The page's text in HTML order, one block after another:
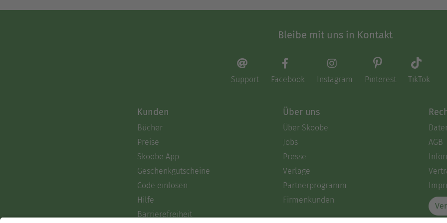
Bleibe mit uns in Kontakt
Support Facebook Instagram Pinterest TikTok
Kunden
Bücher
Preise
Skoobe App
Geschenkgutscheine
Code einlösen
Hilfe
Barrierefreiheit
Über uns
Über Skoobe
Jobs
Presse
Verlage
Partnerprogramm
Firmenkunden
AGB